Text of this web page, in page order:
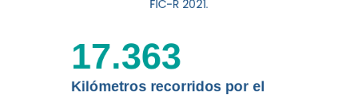
Leer más
FIC-R 2021.
Kilómetros recorridos por el
17.363